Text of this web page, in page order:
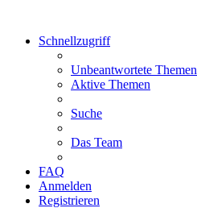
Schnellzugriff
Unbeantwortete Themen
Aktive Themen
Suche
Das Team
FAQ
Anmelden
Registrieren